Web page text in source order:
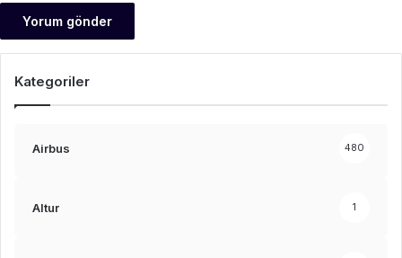
Kategoriler
Airbus 480
Altur 1